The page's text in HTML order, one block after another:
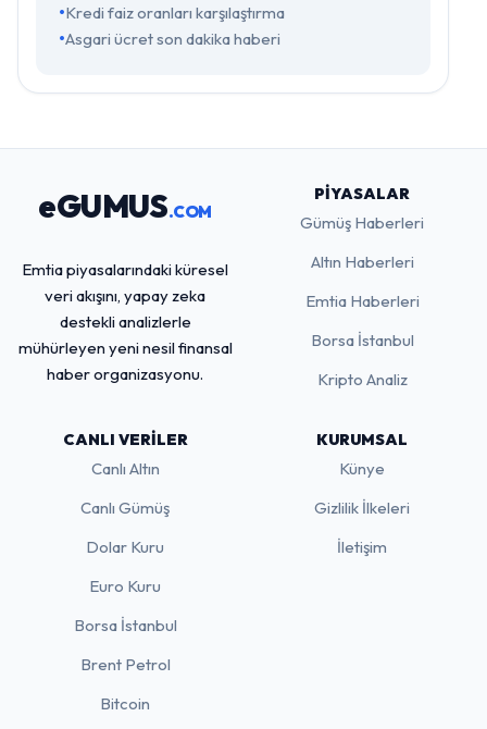
Kredi faiz oranları karşılaştırma
Asgari ücret son dakika haberi
eGUMUS.COM
Emtia piyasalarındaki küresel
veri akışını, yapay zeka
destekli analizlerle
mühürleyen yeni nesil finansal
haber organizasyonu.
PIYASALAR
Gümüş Haberleri
Altın Haberleri
Emtia Haberleri
Borsa İstanbul
Kripto Analiz
CANLI VERILER
Canlı Altın
Canlı Gümüş
Dolar Kuru
Euro Kuru
Borsa İstanbul
Brent Petrol
Bitcoin
KURUMSAL
Künye
Gizlilik İlkeleri
İletişim